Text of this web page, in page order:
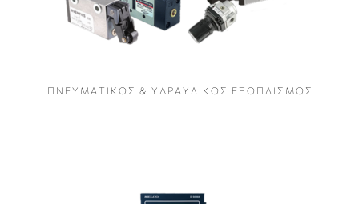
Π Ν Ε Υ Μ Α Τ Ι Κ Ο Σ & Υ Δ Ρ Α Υ Λ Ι Κ Ο Σ Ε Ξ Ο Π Λ Ι Σ Μ Ο Σ